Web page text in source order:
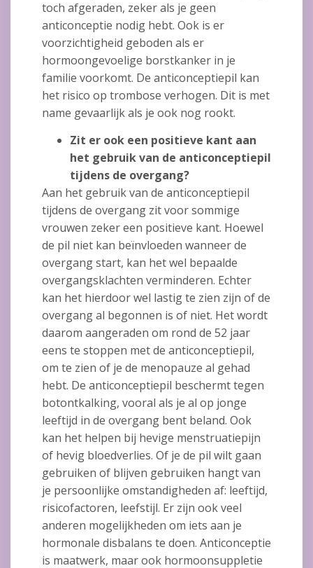
toch afgeraden, zeker als je geen
anticonceptie nodig hebt. Ook is er
voorzichtigheid geboden als er
hormoongevoelige borstkanker in je
familie voorkomt. De anticonceptiepil kan
het risico op trombose verhogen. Dit is met
name gevaarlijk als je ook nog rookt.
Zit er ook een positieve kant aan
het gebruik van de anticonceptiepil
tijdens de overgang?
Aan het gebruik van de anticonceptiepil
tijdens de overgang zit voor sommige
vrouwen zeker een positieve kant. Hoewel
de pil niet kan beïnvloeden wanneer de
overgang start, kan het wel bepaalde
overgangsklachten verminderen. Echter
kan het hierdoor wel lastig te zien zijn of de
overgang al begonnen is of niet. Het wordt
daarom aangeraden om rond de 52 jaar
eens te stoppen met de anticonceptiepil,
om te zien of je de menopauze al gehad
hebt. De anticonceptiepil beschermt tegen
botontkalking, vooral als je al op jonge
leeftijd in de overgang bent beland. Ook
kan het helpen bij hevige menstruatiepijn
of hevig bloedverlies. Of je de pil wilt gaan
gebruiken of blijven gebruiken hangt van
je persoonlijke omstandigheden af: leeftijd,
risicofactoren, leefstijl. Er zijn ook veel
anderen mogelijkheden om iets aan je
hormonale disbalans te doen. Anticonceptie
is maatwerk, maar ook hormoonsuppletie